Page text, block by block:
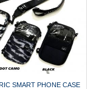
SMART PHONE CASE